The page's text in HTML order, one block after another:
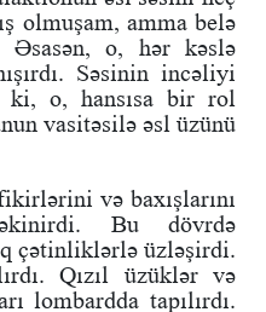
olmuşam, amma belə
o, hər kəslə
Səsinin incəliyi
ki, o, hansısa bir rol
vasitəsilə əsl üzünü
və baxışlarını
Bu dövrdə
çətinliklərlə üzləşirdi.
Qızıl üzüklər və
lombardda tapılırdı.